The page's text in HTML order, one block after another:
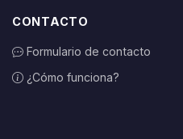
CONTACTO
Formulario de contacto
¿Cómo funciona?